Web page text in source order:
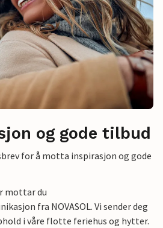
og gode tilbud
for å motta inspirasjon og gode
mottar du
fra NOVASOL. Vi sender deg
i våre flotte feriehus og hytter.